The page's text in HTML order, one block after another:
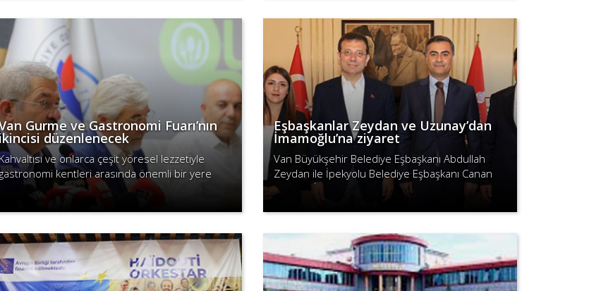
Gurme ve Gastronomi Fuarı’nın
ikincisi düzenlenecek
ve onlarca çeşit yöresel lezzetiyle
gastronomi kentleri arasında önemli bir yere
sahip olan Van’da Gurme ve Gastronomi
Eşbaşkanlar Zeydan ve Uzunay’dan
İmamoğlu’na ziyaret
Van Büyükşehir Belediye Eşbaşkanı Abdullah
Zeydan ile İpekyolu Belediye Eşbaşkanı Canan
Uzunay, İstanbul Büyükşehir Belediye Başkanı